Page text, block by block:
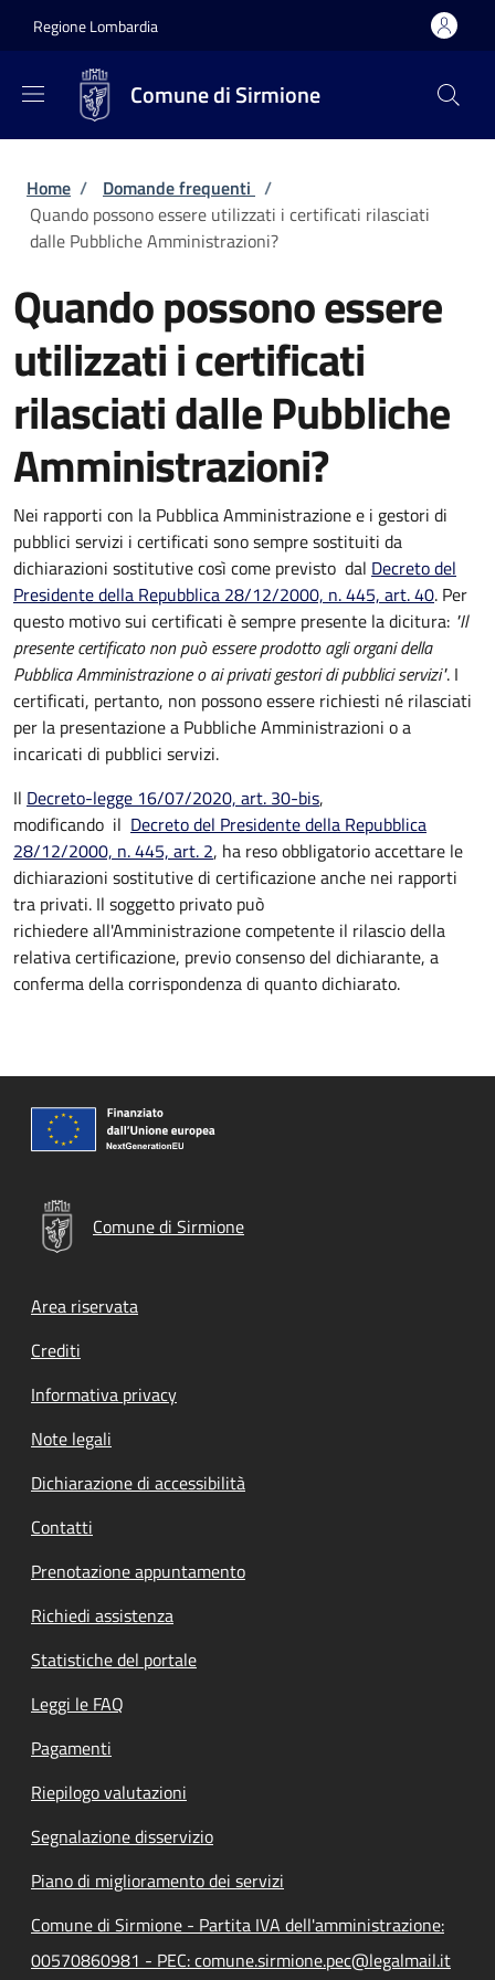
Regione Lombardia
Comune di Sirmione
Briciole di pane
Home / Domande frequenti /
Quando possono essere utilizzati i certificati rilasciati
dalle Pubbliche Amministrazioni?
Quando possono essere
utilizzati i certificati
rilasciati dalle Pubbliche
Amministrazioni?
Nei rapporti con la Pubblica Amministrazione e i gestori di
pubblici servizi i certificati sono sempre sostituiti da
dichiarazioni sostitutive così come previsto dal Decreto del
Presidente della Repubblica 28/12/2000, n. 445, art. 40. Per
questo motivo sui certificati è sempre presente la dicitura: "Il
presente certificato non può essere prodotto agli organi della
Pubblica Amministrazione o ai privati gestori di pubblici servizi". I
certificati, pertanto, non possono essere richiesti né rilasciati
per la presentazione a Pubbliche Amministrazioni o a
incaricati di pubblici servizi.
Il Decreto-legge 16/07/2020, art. 30-bis,
modificando il Decreto del Presidente della Repubblica
28/12/2000, n. 445, art. 2, ha reso obbligatorio accettare le
dichiarazioni sostitutive di certificazione anche nei rapporti
tra privati. Il soggetto privato può
richiedere all'Amministrazione competente il rilascio della
relativa certificazione, previo consenso del dichiarante, a
conferma della corrispondenza di quanto dichiarato.
Comune di Sirmione
Footer menu
Area riservata
Crediti
Informativa privacy
Note legali
Dichiarazione di accessibilità
Contatti
Prenotazione appuntamento
Richiedi assistenza
Statistiche del portale
Leggi le FAQ
Pagamenti
Riepilogo valutazioni
Segnalazione disservizio
Piano di miglioramento dei servizi
Comune di Sirmione - Partita IVA dell'amministrazione:
00570860981 - PEC: comune.sirmione.pec@legalmail.it